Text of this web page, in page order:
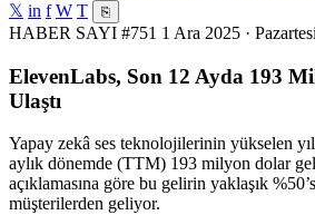
𝕏 in f W T ⎘
HABER SAYI #751 1 Ara 2025 · Pazartesi
ElevenLabs, Son 12 Ayda 193
Ulaştı
Yapay zekâ ses teknolojilerinin yükselen
aylık dönemde (TTM) 193 milyon dolar
açıklamasına göre bu gelirin yaklaşık
müşterilerden geliyor.